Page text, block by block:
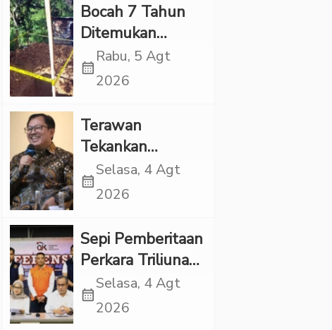
Bocah 7 Tahun
Ditemukan
Tewas dalam
Sumur di Tapsel,
Kekerasan
calendar_month
Rabu, 5 Agt
2026
Terawan
Tekankan
Pentingnya
Inovasi
di “Indonesian
Brain Forum
2026 UPN
Veteran Jakarta”
calendar_month
Selasa, 4 Agt
2026
Sepi Pemberitaan
Perkara Triliunan
Rupiah Investree,
Ternyata Sudah
calendar_month
Selasa, 4 Agt
2026